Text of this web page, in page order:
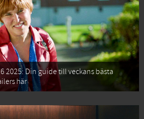
2025: Din guide till veckans bästa
här